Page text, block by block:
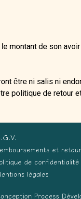
montant de son
être ni salis ni
politique de retour
et
de confidentialité
légales
Process